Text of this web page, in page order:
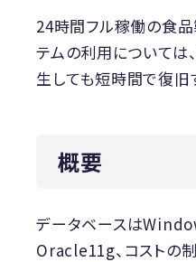
24時間フル稼働の食
テムの利用については
生しても短時間で復旧
概要
データベースは
Oracle11g、コストの